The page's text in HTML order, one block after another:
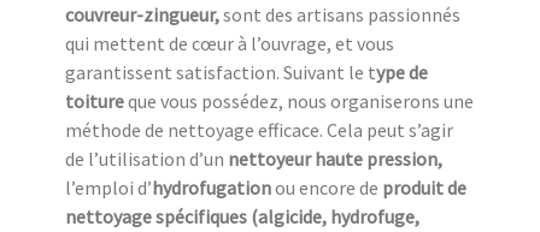
couvreur-zingueur,sont des artisans passionnés
qui mettent de cœur à l’ouvrage, et vous
garantissent satisfaction. Suivant le type de
toitureque vous possédez, nous organiserons une
méthode de nettoyage efficace. Cela peut s’agir
de l’utilisation d’un nettoyeur haute pression,
l’emploi d’hydrofugationou encore de produit de
nettoyage spécifiques (algicide, hydrofuge,